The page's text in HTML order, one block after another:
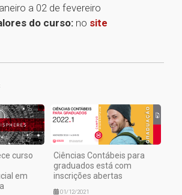
a 02 de fevereiro
do curso: no site
curso
em
Ciências Contábeis para
graduados está com
inscrições abertas
01/12/2021